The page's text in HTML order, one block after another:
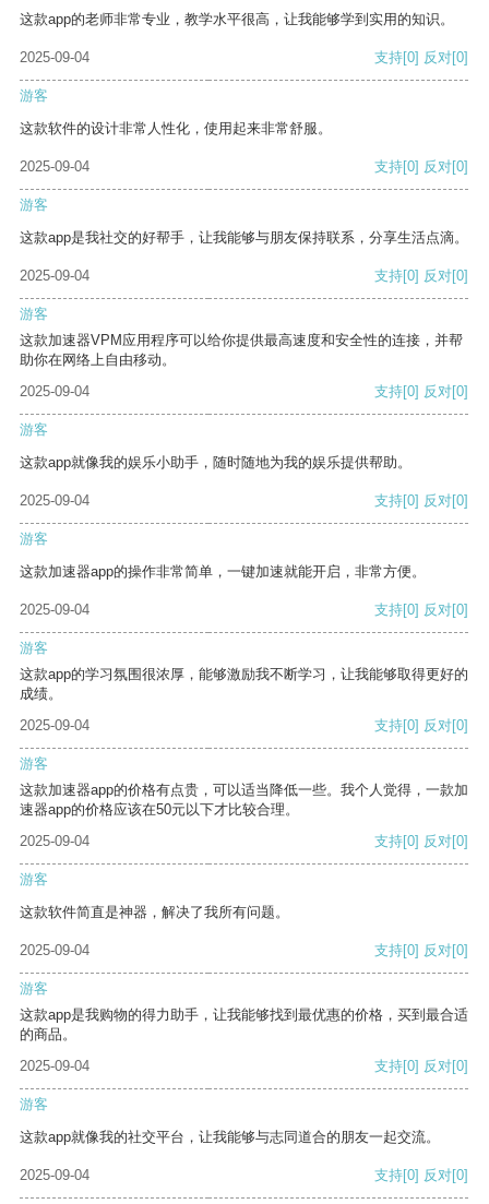
这款app的老师非常专业，教学水平很高，让我能够学到实用的知识。
2025-09-04 支持[0] 反对[0]
游客
这款软件的设计非常人性化，使用起来非常舒服。
2025-09-04 支持[0] 反对[0]
游客
这款app是我社交的好帮手，让我能够与朋友保持联系，分享生活点滴。
2025-09-04 支持[0] 反对[0]
游客
这款加速器VPM应用程序可以给你提供最高速度和安全性的连接，并帮
助你在网络上自由移动。
2025-09-04
支持[0] 反对[0]
游客
这款app就像我的娱乐小助手，随时随地为我的娱乐提供帮助。
2025-09-04 支持[0] 反对[0]
游客
这款加速器app的操作非常简单，一键加速就能开启，非常方便。
2025-09-04 支持[0] 反对[0]
游客
这款app的学习氛围很浓厚，能够激励我不断学习，让我能够取得更好的
成绩。
2025-09-04
支持[0] 反对[0]
游客
这款加速器app的价格有点贵，可以适当降低一些。我个人觉得，一款加
速器app的价格应该在50元以下才比较合理。
2025-09-04
支持[0] 反对[0]
游客
这款软件简直是神器，解决了我所有问题。
2025-09-04 支持[0] 反对[0]
游客
这款app是我购物的得力助手，让我能够找到最优惠的价格，买到最合适
的商品。
2025-09-04
支持[0] 反对[0]
游客
这款app就像我的社交平台，让我能够与志同道合的朋友一起交流。
2025-09-04 支持[0] 反对[0]